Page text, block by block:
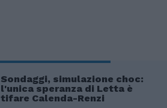
Sondaggi, simulazione choc:
l'unica speranza di Letta è
tifare Calenda-Renzi